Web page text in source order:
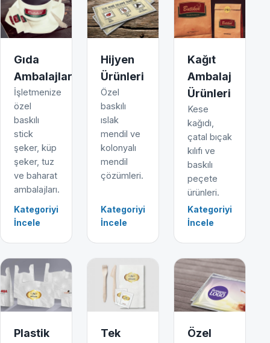
Gıda
Ambalajları
İşletmenize
özel
baskılı
stick
şeker, küp
şeker, tuz
ve baharat
ambalajları.
Kategoriyi
İncele
Hijyen
Ürünleri
Özel
baskılı
ıslak
mendil ve
kolonyalı
mendil
çözümleri.
Kategoriyi
İncele
Kağıt
Ambalaj
Ürünleri
Kese
kağıdı,
çatal bıçak
kılıfı ve
baskılı
peçete
ürünleri.
Kategoriyi
İncele
Plastik
Tek
Özel